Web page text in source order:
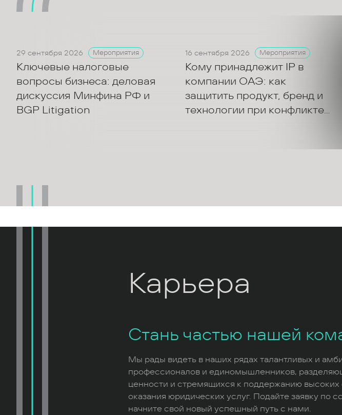
29 сентября 2026 Мероприятия
Ключевые налоговые
вопросы бизнеса: деловая
дискуссия Минфина РФ и
BGP Litigation
16 сентября 2026 Мероприятия
Кому принадлежит IP в
компании ОАЭ: как
защитить продукт, бренд и
технологии при конфликте
Карьера
Стань частью нашей
Мы рады видеть в наших рядах талантливых и
профессионалов и единомышленников,
ценности и стремящихся к поддержанию высоких
оказания юридических услуг. Подайте заявку по
начните свой новый успешный путь с нами.